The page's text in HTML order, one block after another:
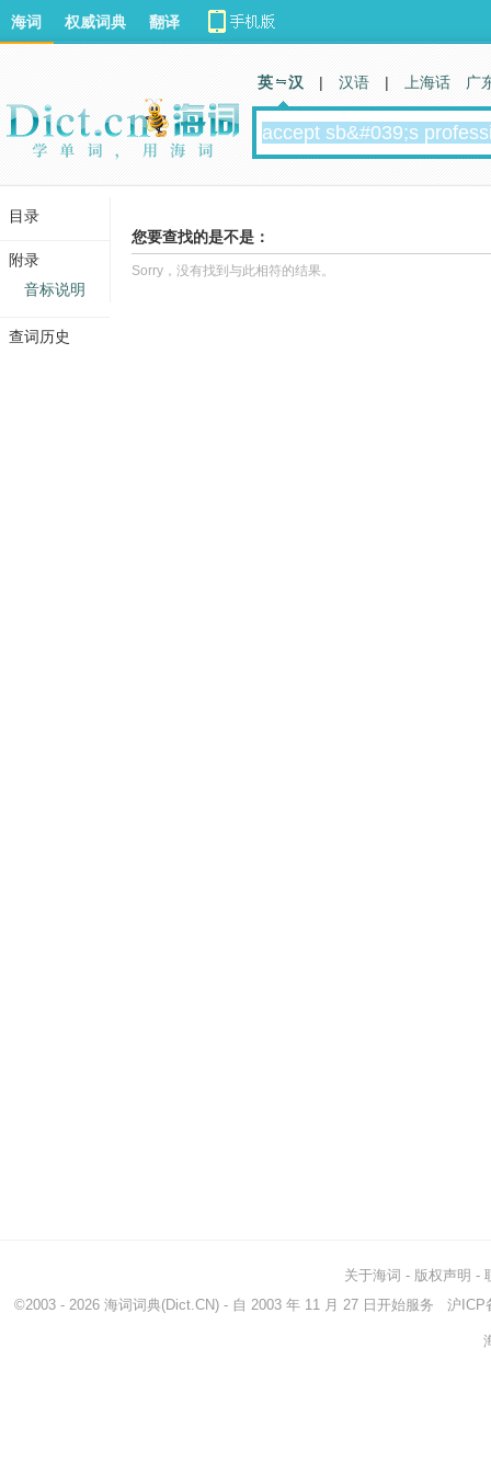
您要查找的是不是：
Sorry，没有找到与此相符的结果。
海词 权威词典 翻译
英 汉 | 汉语 | 上海话 广
关于海词 - 版权声明 -
©2003 - 2026 海词词典(Dict.CN) - 自 2003 年 11 月 27 日开始服务 沪ICP
目录
附录
音标说明
查词历史